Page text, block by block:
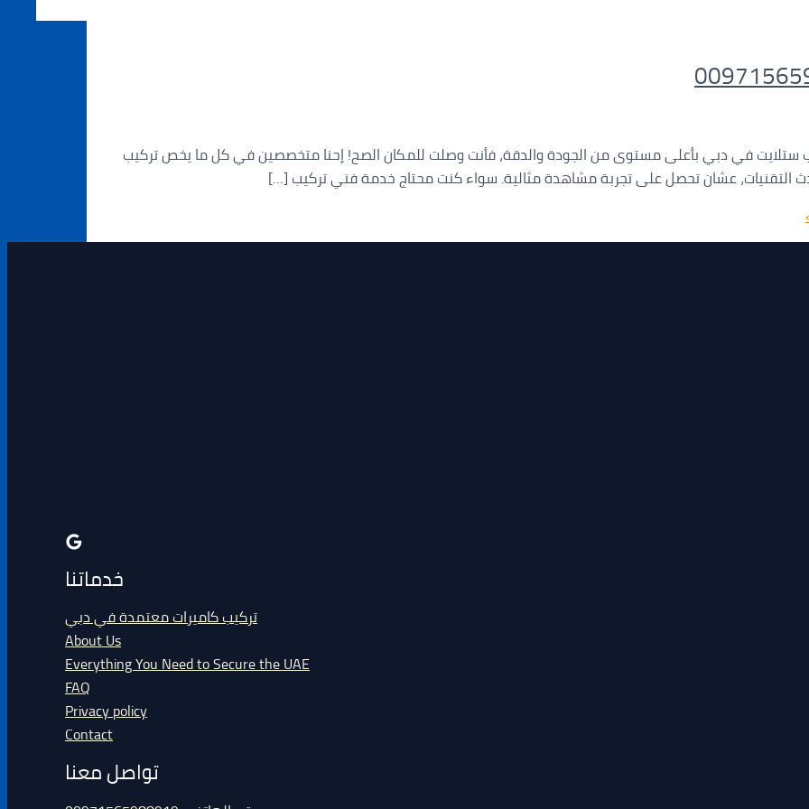
في دبي بأعلى مستوى من الجودة والدقة، فأنت وصلت للمكان الصح! إحنا متخصصين في كل ما يخص تركيب
التقنيات، عشان تحصل على تجربة مشاهدة مثالية. سواء كنت محتاج خدمة فني تركيب […]
خدماتنا
تركيب كاميرات معتمدة في دبي
About Us
Everything You Need to Secure the UAE
FAQ
Privacy policy
Contact
تواصل معنا